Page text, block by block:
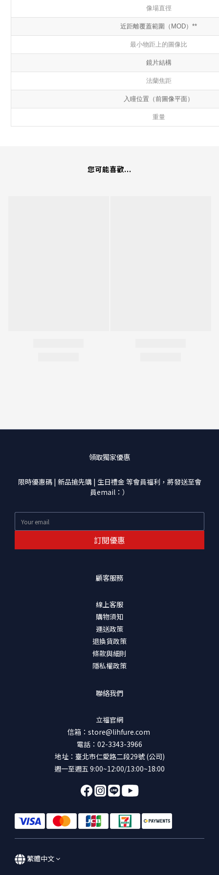
像場直徑
近距離覆蓋範圍（MOD）**
最小物距上的圖像比
鏡片結構
法蘭焦距
入瞳位置（前圖像平面）
重量
您可能喜歡...
領取獨家優惠
限時優惠碼 | 新品搶先購 | 生日禮金 等會員福利，將發送至會
員email：）
訂閱優惠
顧客服務
線上客服
購物須知
運送政策
退換貨政策
條款與細則
隱私權政策
聯絡我們
立福官網
信箱：store@lihfure.com
電話：02-3343-3966
地址：臺北市仁愛路二段29號 (公司)
週一至週五 9:00~12:00/13:00~18:00
繁體中文